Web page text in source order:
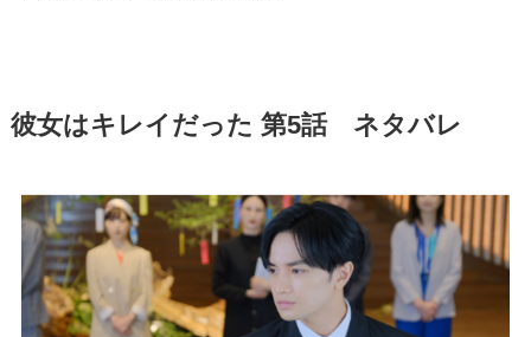
彼女はキレイだった 第5話 ネタバレ